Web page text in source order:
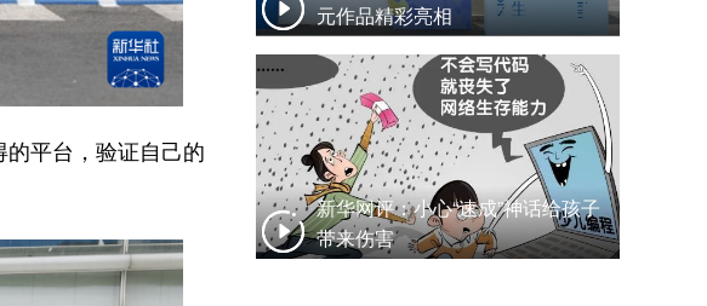
平台，验证自己的
元作品精彩亮相
新华网评：小心“速成”神话给孩子
带来伤害